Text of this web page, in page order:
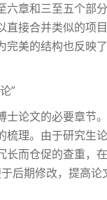
六章和三至五个部
直接合并类似的项
完美的结构也反映
”
士论文的必要章节
梳理。由于研究生
长而仓促的查重，
后期修改，提高论